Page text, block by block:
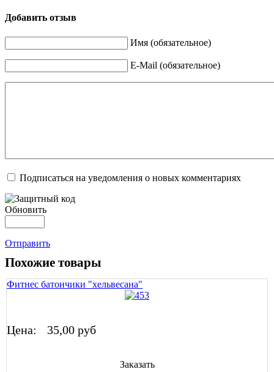
Добавить отзыв
Имя (обязательное)
E-Mail (обязательное)
Подписаться на уведомления о новых комментариях
Обновить
Отправить
Похожие товары
Фитнес батончики "хельвесана"
Цена: 35,00 руб
Заказать